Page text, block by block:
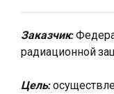
Заказчик:
радиационной
Цель: